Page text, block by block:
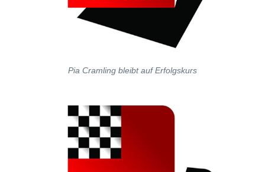
Pia Cramling bleibt auf Erfolgskurs